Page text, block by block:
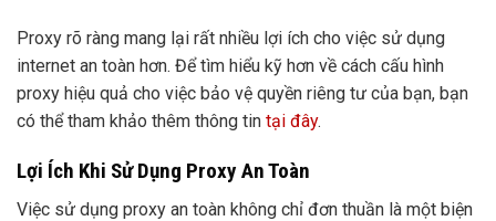
Proxy rõ ràng mang lại rất nhiều lợi ích cho việc sử dụng
internet an toàn hơn. Để tìm hiểu kỹ hơn về cách cấu hình
proxy hiệu quả cho việc bảo vệ quyền riêng tư của bạn, bạn
có thể tham khảo thêm thông tin tại đây.
Lợi Ích Khi Sử Dụng Proxy An Toàn
Việc sử dụng proxy an toàn không chỉ đơn thuần là một biện